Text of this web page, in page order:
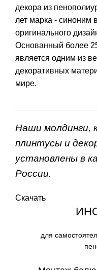
декора из
лет марка - синоним
оригинального
Основанный более
является одним из
декоративных
мире.
Наши молдинги,
плинтусы и
установлены в
России.
Скачать
для